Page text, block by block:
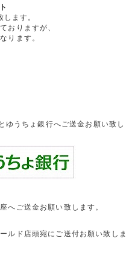
ます。
おりますが、
ります。
うちょ銀行へご送金お願い致し
へご送金お願い致します。
ルド店頭宛にご送付お願い致しま